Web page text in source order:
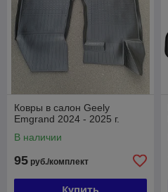
Ковры в салон Geely
Emgrand 2024 - 2025 г.
В наличии
95 руб./комплект